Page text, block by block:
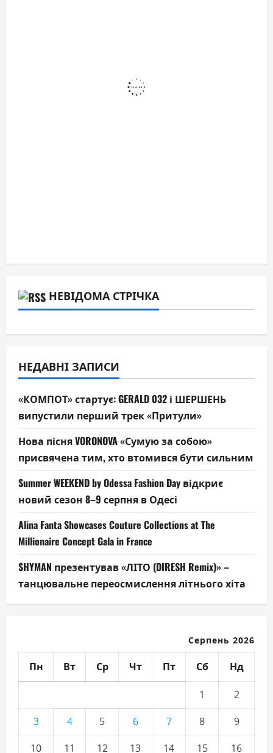
НЕВІДОМА СТРІЧКА
НЕДАВНІ ЗАПИСИ
«КОМПОТ» стартує: GERALD 032 і ШЕРШЕНЬ
випустили перший трек «Притули»
Нова пісня VORONOVA «Сумую за собою»
присвячена тим, хто втомився бути сильним
Summer WEEKEND by Odessa Fashion Day відкриє
новий сезон 8–9 серпня в Одесі
Alina Fanta Showcases Couture Collections at The
Millionaire Concept Gala in France
SHYMAN презентував «ЛІТО (DIRESH Remix)» –
танцювальне переосмислення літнього хіта
Серпень 2026
Пн Вт Ср Чт Пт Сб Нд
1
2
3
4 5 6 7 8
9
10
11 12 13 14 15 16